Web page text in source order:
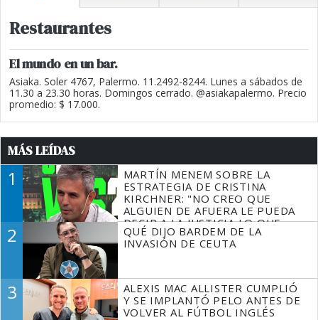
Restaurantes
El mundo en un bar.
Asiaka. Soler 4767, Palermo. 11.2492-8244. Lunes a sábados de
11.30 a 23.30 horas. Domingos cerrado. @asiakapalermo. Precio
promedio: $ 17.000.
MÁS LEÍDAS
1
MARTÍN MENEM SOBRE LA
ESTRATEGIA DE CRISTINA
KIRCHNER: "NO CREO QUE
ALGUIEN DE AFUERA LE PUEDA
DECIR A LA JUSTICIA LO QUE
TIENE QUE HACER"
2
QUÉ DIJO BARDEM DE LA
INVASIÓN DE CEUTA
3
ALEXIS MAC ALLISTER CUMPLIÓ
Y SE IMPLANTÓ PELO ANTES DE
VOLVER AL FÚTBOL INGLÉS